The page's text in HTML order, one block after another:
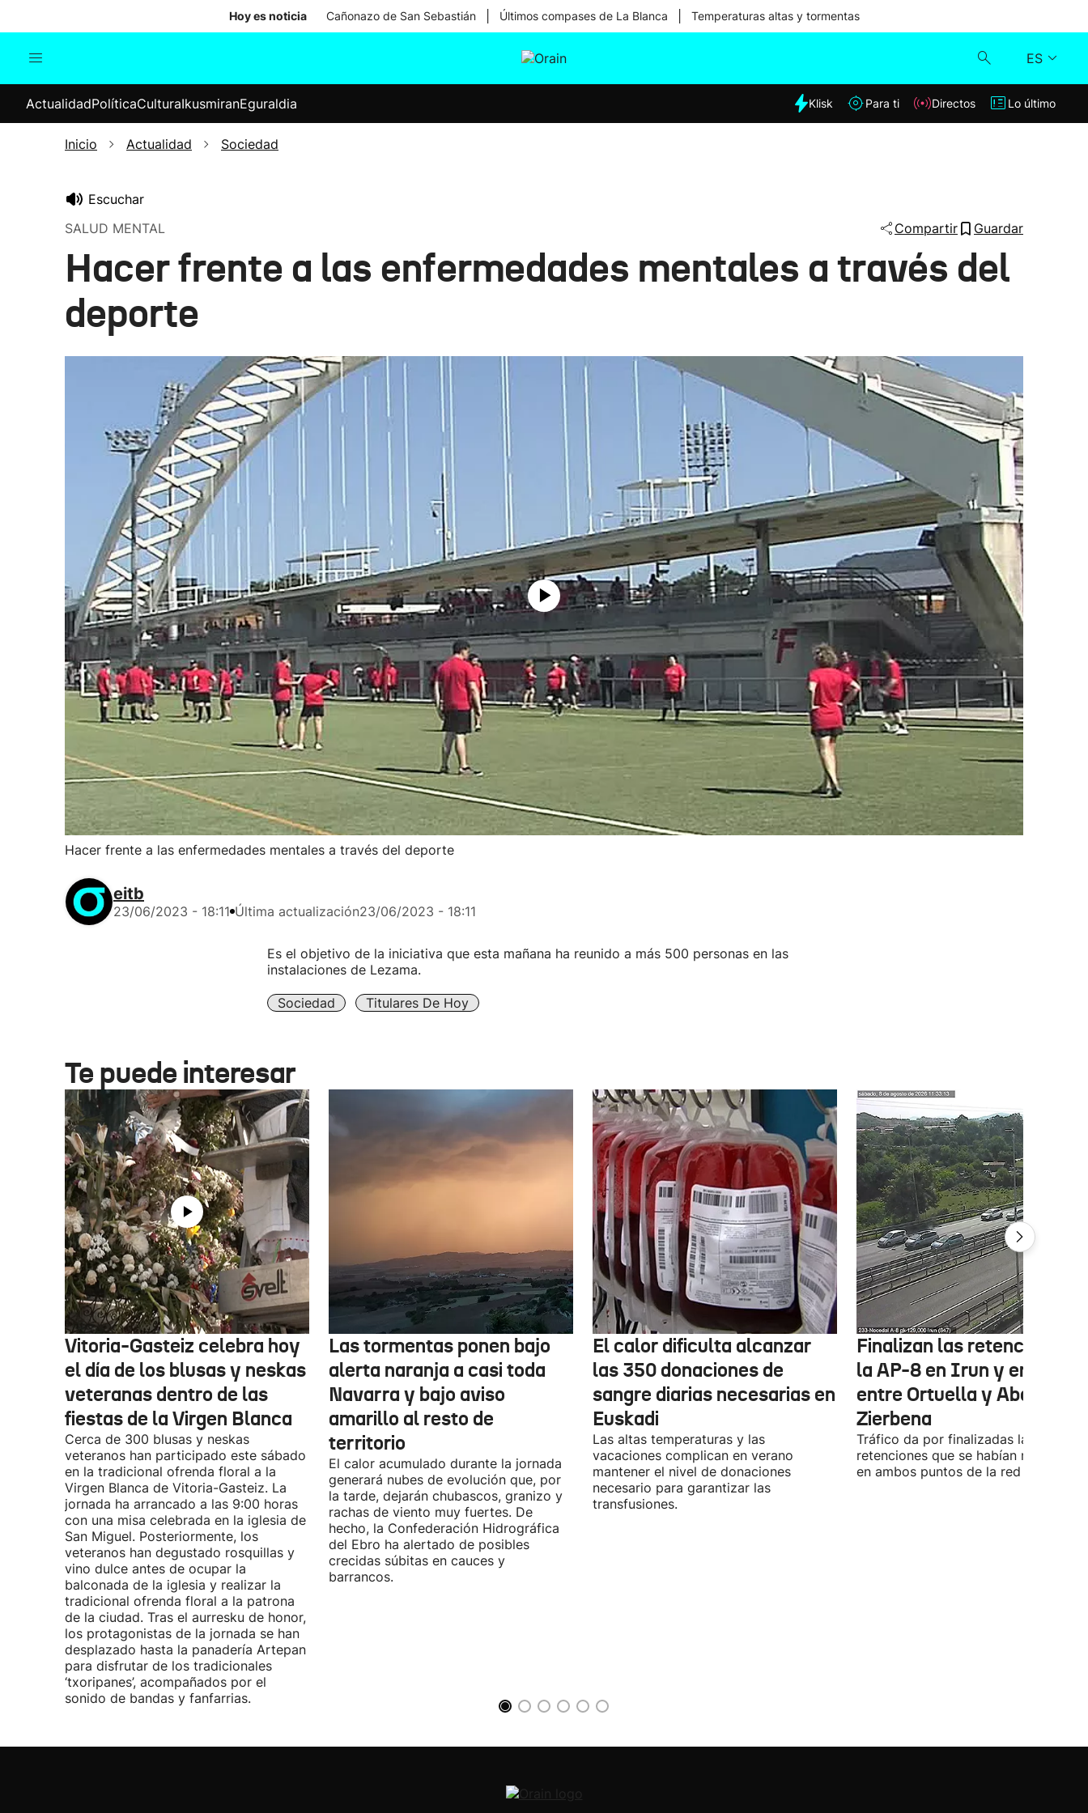
Hoy es noticia Cañonazo de San Sebastián Últimos compases de La Blanca Temperaturas altas y tormentas
ES
Internacional
Elecciones
Klisk
Lo último
ActualidadPolíticaCulturaIkusmiranEguraldia Klisk Para ti Directos Lo último
Inicio Actualidad Sociedad
Escuchar
SALUD MENTAL
Compartir Guardar
Hacer frente a las enfermedades mentales a través del
deporte
Hacer frente a las enfermedades mentales a través del deporte
eitb
23/06/2023 - 18:11 Última actualización23/06/2023 - 18:11
Es el objetivo de la iniciativa que esta mañana ha reunido a más 500 personas en las
instalaciones de Lezama.
Sociedad Titulares De Hoy
Te puede interesar
Vitoria-Gasteiz celebra hoy
el día de los blusas y neskas
veteranas dentro de las
fiestas de la Virgen Blanca
Cerca de 300 blusas y neskas
veteranos han participado este sábado
en la tradicional ofrenda floral a la
Virgen Blanca de Vitoria-Gasteiz. La
jornada ha arrancado a las 9:00 horas
con una misa celebrada en la iglesia de
San Miguel. Posteriormente, los
veteranos han degustado rosquillas y
vino dulce antes de ocupar la
balconada de la iglesia y realizar la
tradicional ofrenda floral a la patrona
de la ciudad. Tras el aurresku de honor,
los protagonistas de la jornada se han
desplazado hasta la panadería Artepan
para disfrutar de los tradicionales
‘txoripanes’, acompañados por el
sonido de bandas y fanfarrias.
Las tormentas ponen bajo
alerta naranja a casi toda
Navarra y bajo aviso
amarillo al resto de
territorio
El calor acumulado durante la jornada
generará nubes de evolución que, por
la tarde, dejarán chubascos, granizo y
rachas de viento muy fuertes. De
hecho, la Confederación Hidrográfica
del Ebro ha alertado de posibles
crecidas súbitas en cauces y
barrancos.
El calor dificulta alcanzar
las 350 donaciones de
sangre diarias necesarias en
Euskadi
Las altas temperaturas y las
vacaciones complican en verano
mantener el nivel de donaciones
necesario para garantizar las
transfusiones.
Finalizan las retenciones
la AP-8 en Irun y en la A-8
entre Ortuella y Abanto-
Zierbena
Tráfico da por finalizadas las
retenciones que se habían registrado
en ambos puntos de la red viaria